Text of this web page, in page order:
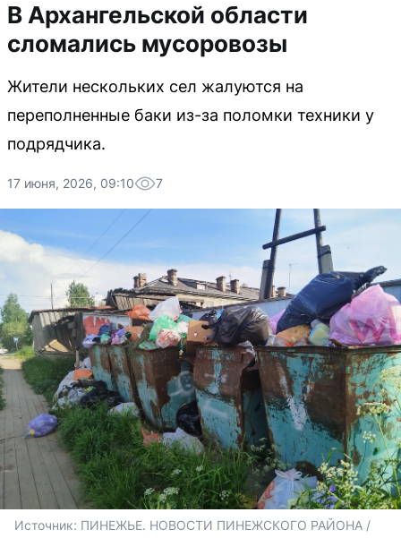
В Архангельской области
сломались мусоровозы
Жители нескольких сел жалуются на
переполненные баки из-за поломки техники у
подрядчика.
17 июня, 2026, 09:10 7
Источник: ПИНЕЖЬЕ. НОВОСТИ ПИНЕЖСКОГО РАЙОНА /